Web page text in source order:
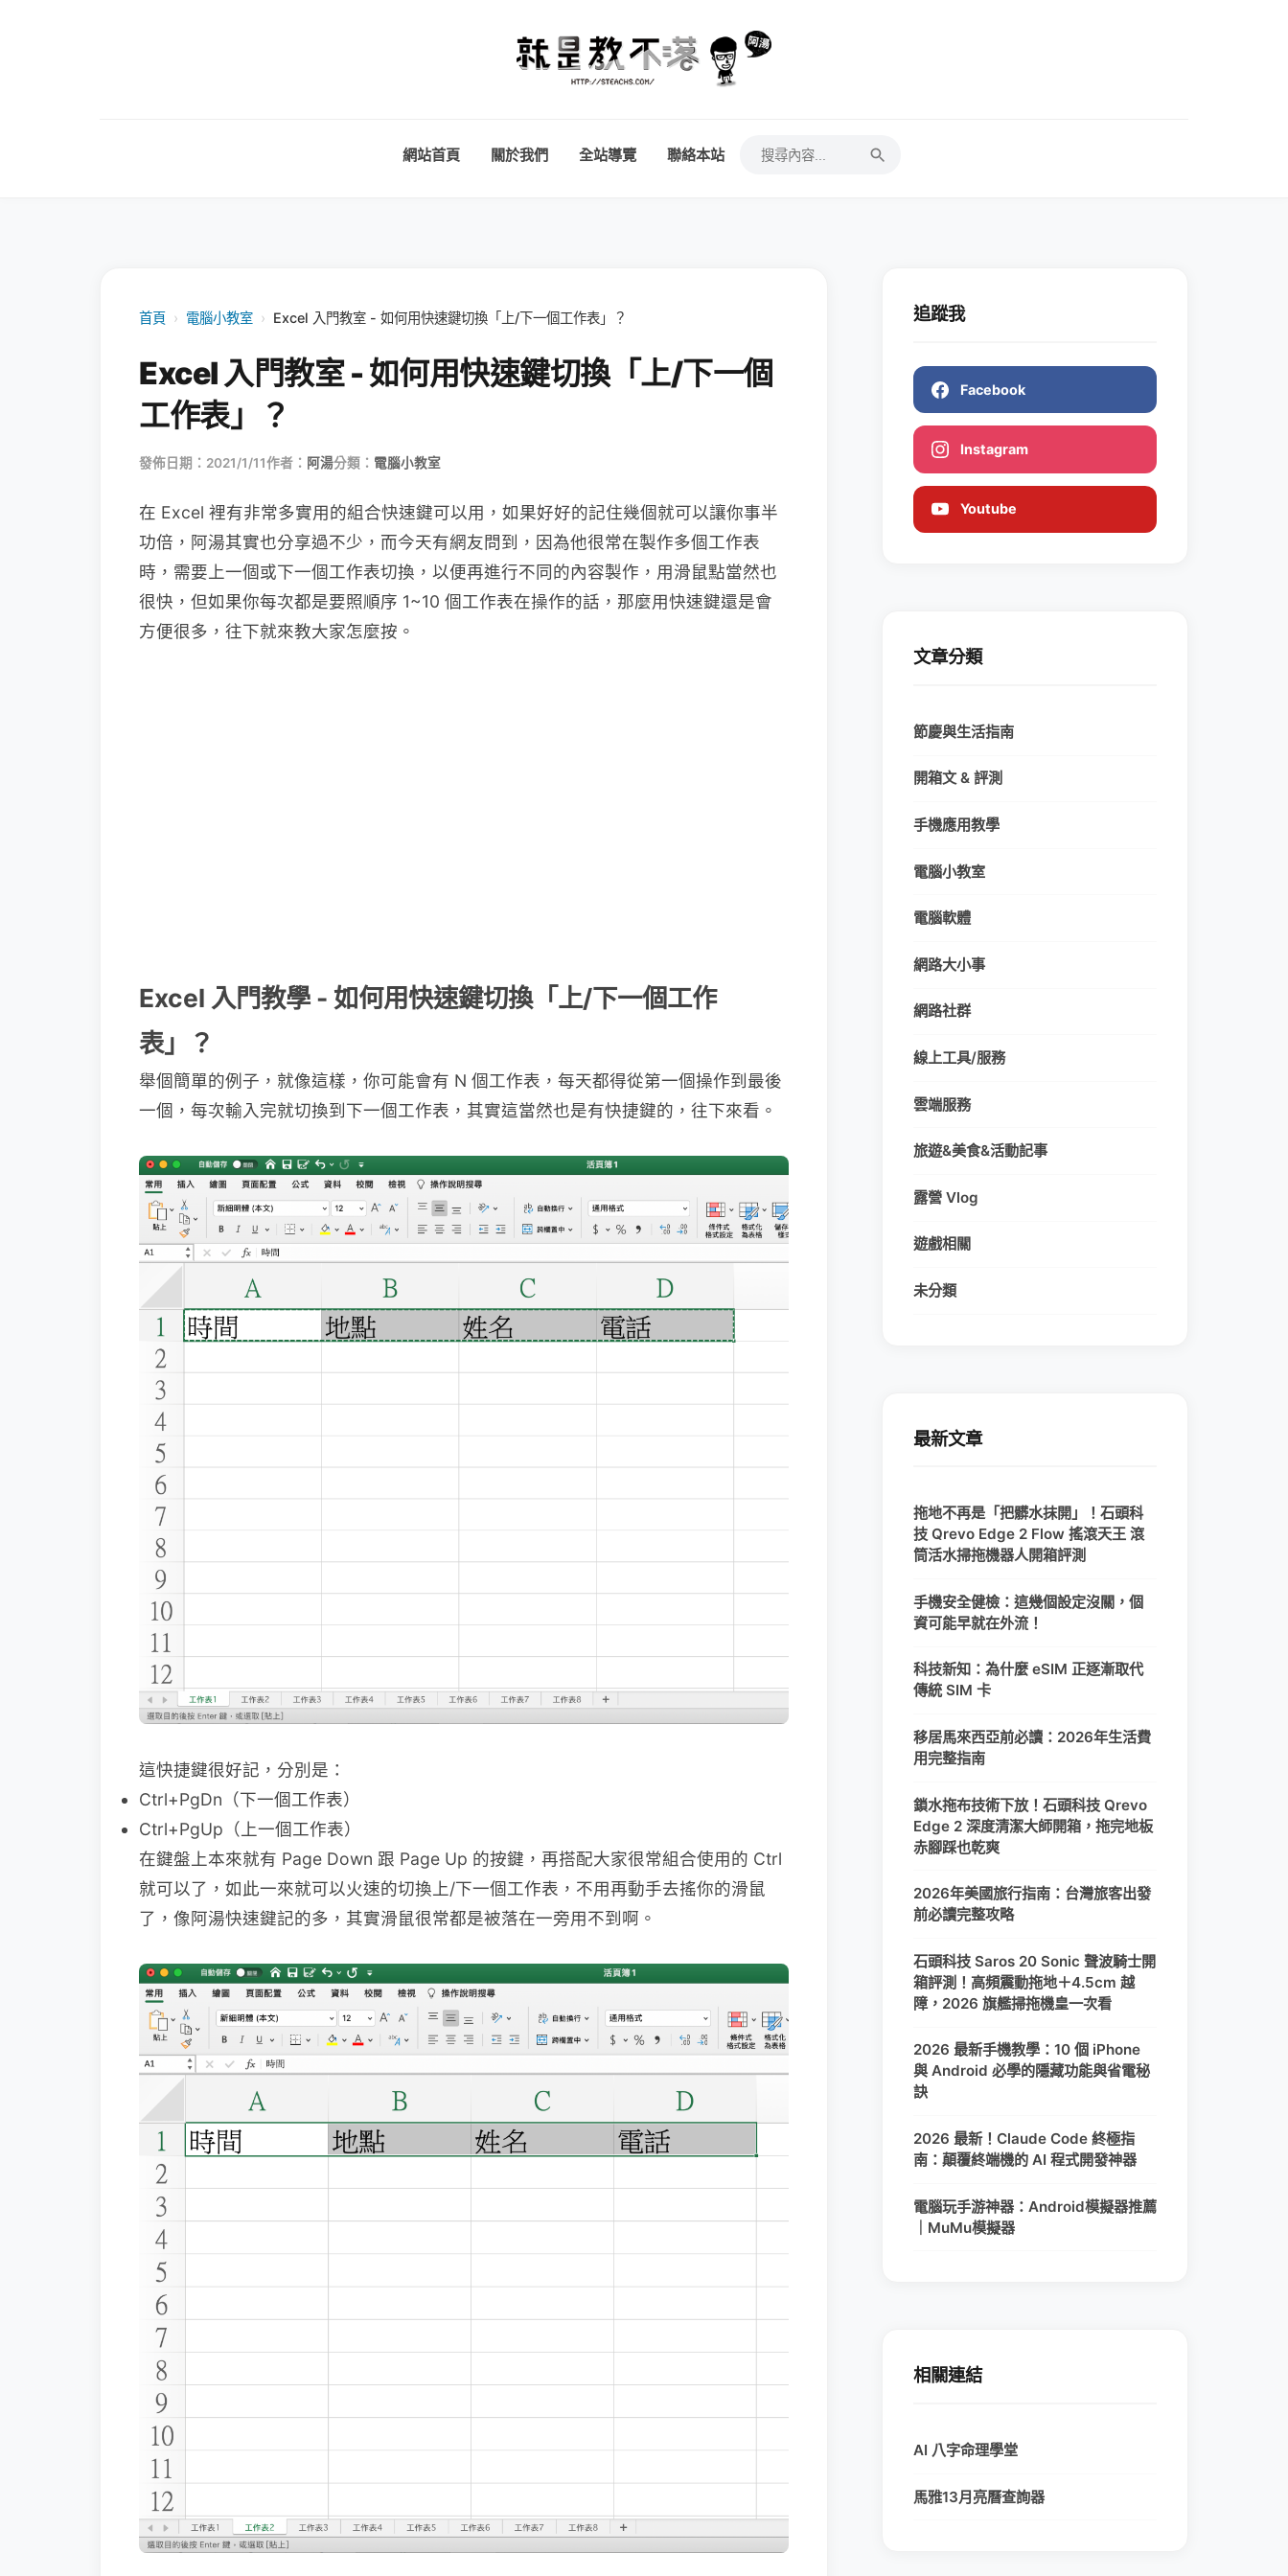
網站首頁 關於我們 全站導覽 聯絡本站
首頁 › 電腦小教室 › Excel 入門教室 - 如何用快速鍵切換「上/下一個工作表」？
Excel 入門教室 - 如何用快速鍵切換「上/下一個
工作表」？
發佈日期：2021/1/11作者： 阿湯分類： 電腦小教室
在 Excel 裡有非常多實用的組合快速鍵可以用，如果好好的記住幾個就可以讓你事半
功倍，阿湯其實也分享過不少，而今天有網友問到，因為他很常在製作多個工作表
時，需要上一個或下一個工作表切換，以便再進行不同的內容製作，用滑鼠點當然也
很快，但如果你每次都是要照順序 1~10 個工作表在操作的話，那麼用快速鍵還是會
方便很多，往下就來教大家怎麼按。
Excel 入門教學 - 如何用快速鍵切換「上/下一個工作
表」？
舉個簡單的例子，就像這樣，你可能會有 N 個工作表，每天都得從第一個操作到最後
一個，每次輸入完就切換到下一個工作表，其實這當然也是有快捷鍵的，往下來看。
這快捷鍵很好記，分別是：
Ctrl+PgDn（下一個工作表）
Ctrl+PgUp（上一個工作表）
在鍵盤上本來就有 Page Down 跟 Page Up 的按鍵，再搭配大家很常組合使用的 Ctrl
就可以了，如此一來就可以火速的切換上/下一個工作表，不用再動手去搖你的滑鼠
了，像阿湯快速鍵記的多，其實滑鼠很常都是被落在一旁用不到啊。
追蹤我
Facebook
Instagram
Youtube
文章分類
節慶與生活指南
開箱文 & 評測
手機應用教學
電腦小教室
電腦軟體
網路大小事
網路社群
線上工具/服務
雲端服務
旅遊&美食&活動記事
露營 Vlog
遊戲相關
未分類
最新文章
拖地不再是「把髒水抹開」！石頭科
技 Qrevo Edge 2 Flow 搖滾天王 滾
筒活水掃拖機器人開箱評測
手機安全健檢：這幾個設定沒關，個
資可能早就在外流！
科技新知：為什麼 eSIM 正逐漸取代
傳統 SIM 卡
移居馬來西亞前必讀：2026年生活費
用完整指南
鎖水拖布技術下放！石頭科技 Qrevo
Edge 2 深度清潔大師開箱，拖完地板
赤腳踩也乾爽
2026年美國旅行指南：台灣旅客出發
前必讀完整攻略
石頭科技 Saros 20 Sonic 聲波騎士開
箱評測！高頻震動拖地＋4.5cm 越
障，2026 旗艦掃拖機皇一次看
2026 最新手機教學：10 個 iPhone
與 Android 必學的隱藏功能與省電秘
訣
2026 最新！Claude Code 終極指
南：顛覆終端機的 AI 程式開發神器
電腦玩手游神器：Android模擬器推薦
｜MuMu模擬器
相關連結
AI 八字命理學堂
馬雅13月亮曆查詢器